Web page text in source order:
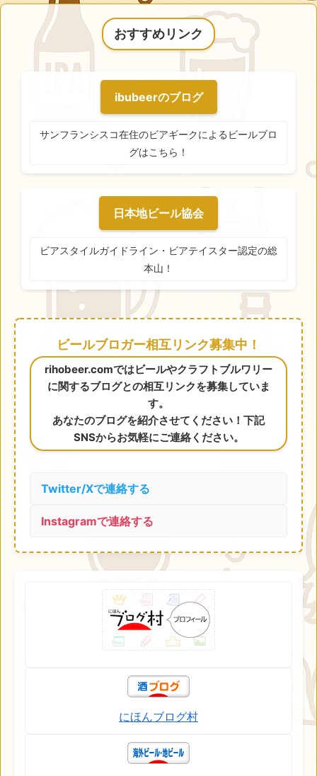
おすすめリンク
ibubeerのブログ
サンフランシスコ在住のビアギークによるビールブロ
グはこちら！
日本地ビール協会
ビアスタイルガイドライン・ビアテイスター認定の総
本山！
ビールブロガー相互リンク募集中！
rihobeer.comではビールやクラフトブルワリー
に関するブログとの相互リンクを募集していま
す。
あなたのブログを紹介させてください！下記
SNSからお気軽にご連絡ください。
Twitter/Xで連絡する
Instagramで連絡する
にほんブログ村